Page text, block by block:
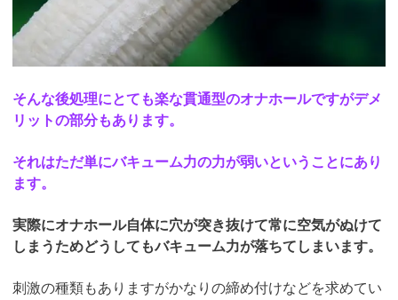
そんな後処理にとても楽な貫通型のオナホールですがデメ
リットの部分もあります。
それはただ単にバキューム力の力が弱いということにあり
ます。
実際にオナホール自体に穴が突き抜けて常に空気がぬけて
しまうためどうしてもバキューム力が落ちてしまいます。
刺激の種類もありますがかなりの締め付けなどを求めてい